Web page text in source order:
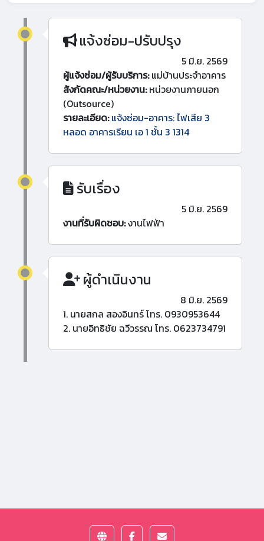
แจ้งซ่อม-ปรับปรุง
5 มิ.ย. 2569
ผู้แจ้งซ่อม/ผู้รับบริการ:แม่บ้านประจำอาคาร
สังกัดคณะ/หน่วยงาน:หน่วยงานภายนอก
(Outsource)
รายละเอียด: แจ้งซ่อม-อาคาร: ไฟเสีย 3
หลอด อาคารเรียน เอ 1 ชั้น 3 1314
รับเรื่อง
5 มิ.ย. 2569
งานที่รับผิดชอบ:งานไฟฟ้า
ผู้ดำเนินงาน
8 มิ.ย. 2569
1. นายสกล สองอินทร์ โทร. 0930953644
2. นายอิทธิชัย ฉวีวรรณ โทร. 0623734791